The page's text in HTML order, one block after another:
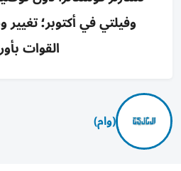
وفيلتي في أكتوبر؛
القوات
(وام)